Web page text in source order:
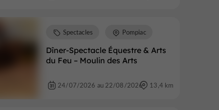
Dîner-Spectacle Équestre & Arts
du Feu – Moulin des Arts
Spectacles Pompiac
24/07/2026 au 22/08/2026 13,4 km